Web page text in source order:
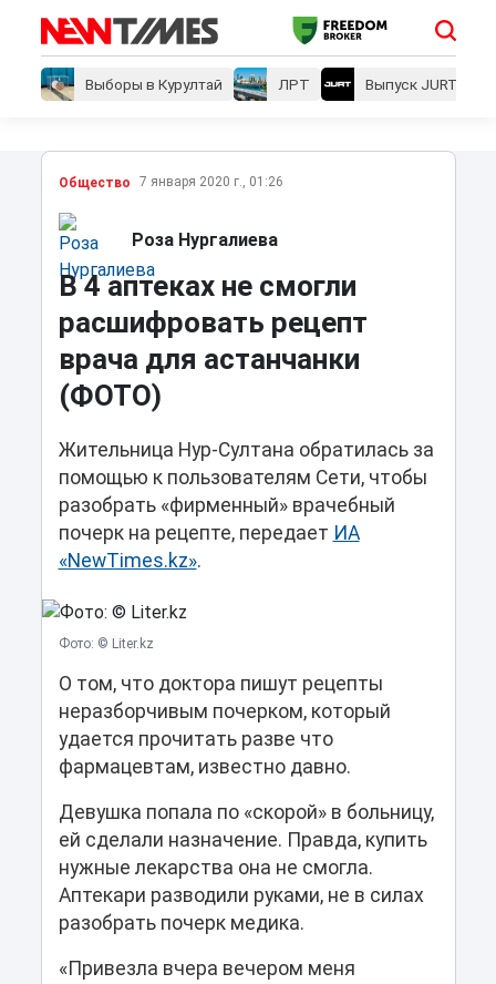
Выборы в Курултай ЛРТ Выпуск JURT
Общество 7 января 2020 г., 01:26
Роза Нургалиева
В 4 аптеках не смогли
расшифровать рецепт
врача для астанчанки
(ФОТО)
Жительница Нур-Султана обратилась за
помощью к пользователям Сети, чтобы
разобрать «фирменный» врачебный
почерк на рецепте, передает ИА
«NewTimes.kz».
Фото: © Liter.kz
О том, что доктора пишут рецепты
неразборчивым почерком, который
удается прочитать разве что
фармацевтам, известно давно.
Девушка попала по «скорой» в больницу,
ей сделали назначение. Правда, купить
нужные лекарства она не смогла.
Аптекари разводили руками, не в силах
разобрать почерк медика.
«Привезла вчера вечером меня